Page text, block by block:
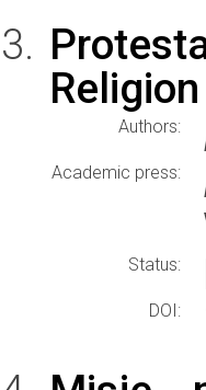
Authors:
Academic press:
Status:
DOI: